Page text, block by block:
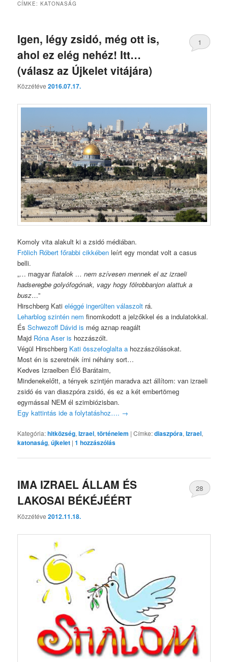
CÍMKE:KATONASÁG
Igen, légy zsidó, még ott is,
ahol ez elég nehéz! Itt…
(válasz az Újkelet vitájára)
Közzétéve2016.07.17.
1
Komoly vita alakult ki a zsidó médiában.
Frölich Róbert főrabbi cikkébenleírt egy mondat volt a casus
belli.
„… magyarfiatalok … nem szívesen mennek el az izraeli
hadseregbe golyófogónak, vagy hogy fölrobbanjon alattuk a
busz…”
Hirschberg Katieléggé ingerülten válaszolt rá.
Leharblog szintén nemfinomkodott a jelzőkkel és a indulatokkal.
ÉsSchwezoff Dávid is még aznap reagált
Majd Róna Aser is hozzászólt.
Végül Hirschberg Kati összefoglalta a hozzászólásokat.
Most én is szeretnék írni néhány sort…
Kedves Izraelben Élő Barátaim,
Mindenekelőtt, a tények szintjén maradva azt állítom: van izraeli
zsidó és van diaszpóra zsidó, és ez a két embertömeg
egymással NEM él szimbiózisban.
Egy kattintás ide a folytatáshoz…. →
Kategória:hitközség,Izrael,történelem |Címke:diaszpóra,Izrael,
katonaság,újkelet |1 hozzászólás
IMA IZRAEL ÁLLAM ÉS
LAKOSAI BÉKÉJÉÉRT
Közzétéve2012.11.18.
28